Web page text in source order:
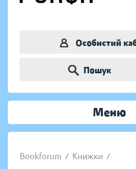
Особистий
Пошук
Меню
Bookforum / Книжки /